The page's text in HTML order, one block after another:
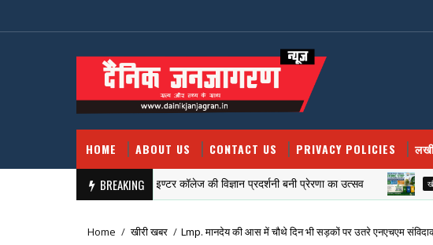
HOME ABOUT US CONTACT US PRIVACY POLICIES
BREAKING
Lmp. सिटी मॉण्टेसरी इण्टर कॉलेज की विज्ञान प्रदर्शनी बनी प्रेरणा का उत्सव खीरी खबर
Home / खीरी खबर / Lmp. मानदेय की आस में चौथे दिन भी सड़कों पर उतरे एनएचएम